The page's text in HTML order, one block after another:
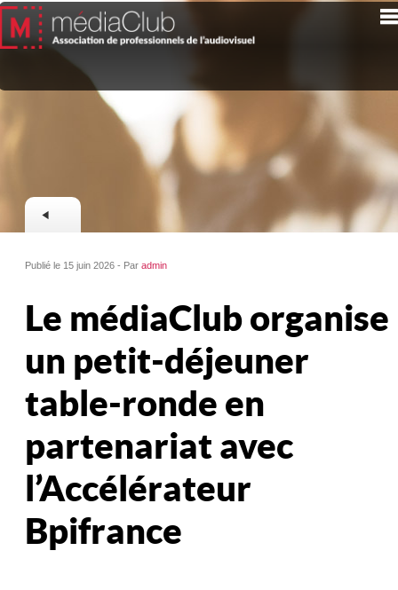
Publié le 15 juin 2026 - Paradmin
Le médiaClub organise
un petit-déjeuner
table-ronde en
partenariat avec
l’Accélérateur
Bpifrance